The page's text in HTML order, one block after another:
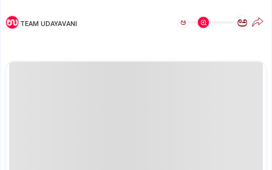
TEAM UDAYAVANI ಅ ಅ